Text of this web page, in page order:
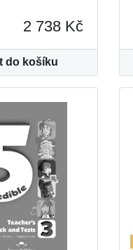
2 738 Kč
do košíku